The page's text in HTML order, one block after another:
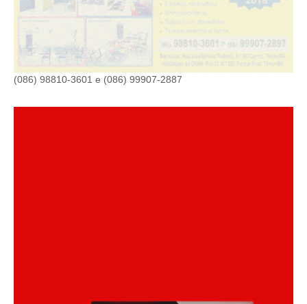
(086) 98810-3601 e (086) 99907-2887